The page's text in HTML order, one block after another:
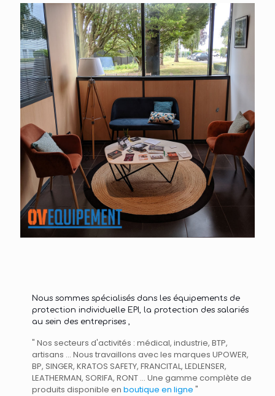
Nous sommes spécialisés dans les équipements de
protection individuelle EPI, la protection des salariés
au sein des entreprises ,
" Nos secteurs d'activités : médical, industrie, BTP,
artisans ... Nous travaillons avec les marques UPOWER,
BP, SINGER, KRATOS SAFETY, FRANCITAL, LEDLENSER,
LEATHERMAN, SORIFA, RONT ... Une gamme complète de
produits disponible enboutique en ligne "